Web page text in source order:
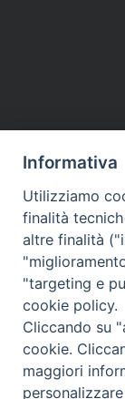
Contatti:
E-
Orari:
Lunedì,
Informativa
Utilizziamo
finalità
altre finalità
"targeting e
cookie policy.
Cliccando su
cookie.
maggiori